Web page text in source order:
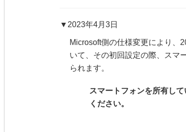
▼2023年4月3日
Microsoft側の仕様変更により、
いて、その初回設定の際、スマ
られます。
スマートフォンを所有し
ください。